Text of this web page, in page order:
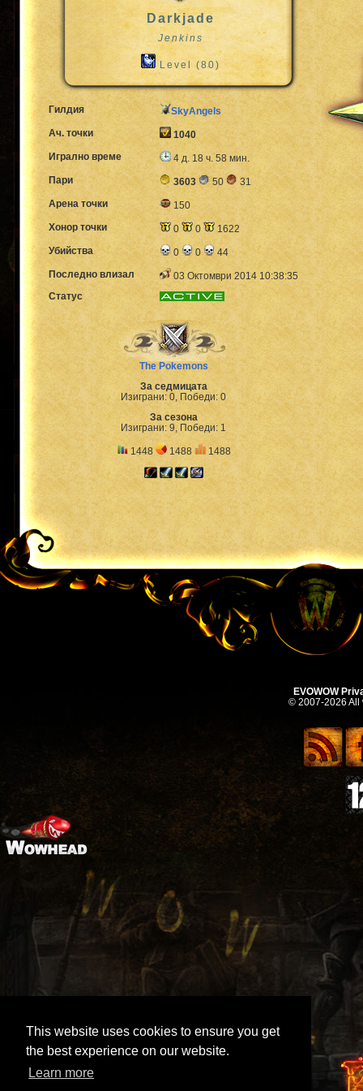
This website uses cookies to ensure you get
the best experience on our website.
Learn more
Darkjade
Jenkins
Level (80)
Гилдия
SkyAngels
Ач. точки
1040
Игрално време
4 д. 18 ч. 58 мин.
Пари
3603 50
31
Арена точки
150
Хонор точки
0 0
1622
Убийства
0 0
44
Последно влизал
03 Октомври 2014 10:38:35
Статус
The Pokemons
За седмицата
Изиграни: 0, Победи: 0
За сезона
Изиграни: 9, Победи: 1
1448 1488 1488
EVOWOW
© 2007-2026 All